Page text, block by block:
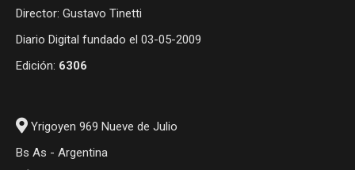
Director: Gustavo Tinetti
Diario Digital fundado el 03-05-2009
Edición: 6306
Yrigoyen 969 Nueve de Julio
Bs As - Argentina